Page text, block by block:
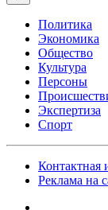
Политика
Экономика
Общество
Культура
Персоны
Экспертиза
Спорт
Контактная
Реклама на